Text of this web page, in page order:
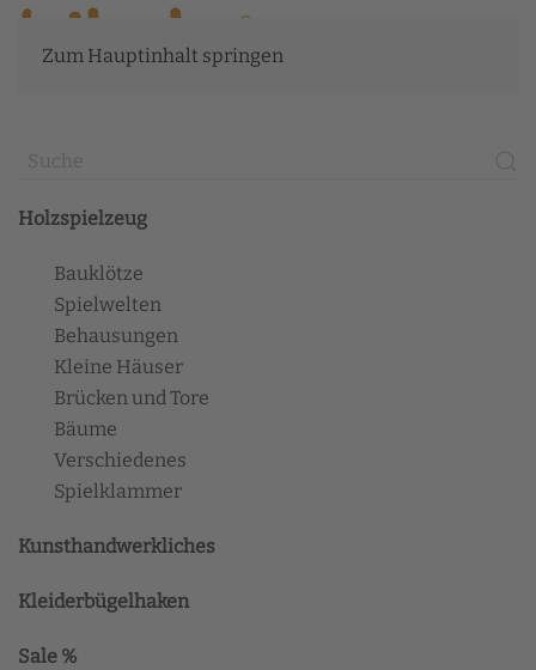
Zum Hauptinhalt springen
Holzspielzeug
Bauklötze
Spielwelten
Behausungen
Kleine Häuser
Brücken und Tore
Bäume
Verschiedenes
Spielklammer
Kunsthandwerkliches
Kleiderbügelhaken
Sale %